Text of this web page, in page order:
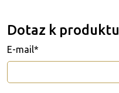
Dotaz k produktu
E-mail*